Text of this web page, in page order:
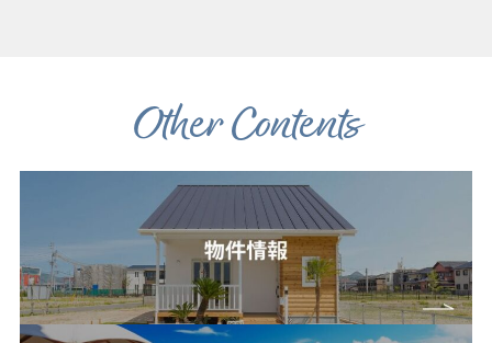
Other Contents